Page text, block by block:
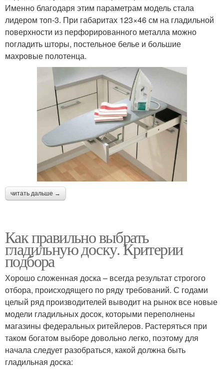
Именно благодаря этим параметрам модель стала
лидером топ-3. При габаритах 123×46 см на гладильной
поверхности из перфорированного металла можно
погладить шторы, постельное белье и большие
махровые полотенца.
читать дальше →
Как правильно выбрать
гладильную доску. Критерии
подбора
Хорошо сложенная доска – всегда результат строгого
отбора, происходящего по ряду требований. С годами
целый ряд производителей выводит на рынок все новые
модели гладильных досок, которыми переполнены
магазины федеральных ритейлеров. Растеряться при
таком богатом выборе довольно легко, поэтому для
начала следует разобраться, какой должна быть
гладильная доска: